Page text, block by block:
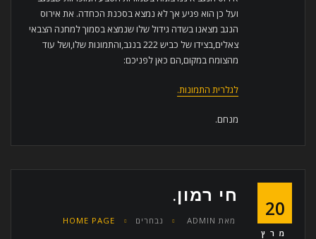
ועל כן הוא פגיע אך לא נמצא בסכנת הכחדה. את אירוס
הנגב מצאנו בשדה גידול שלו שנמצא בסמוך למחנה הצבאי
צאלים,בצידו של כביש 222 בנגב,והתמונות שלו,ושל עוד
מהצומח במקום,הם כאן לפניכם:
לגלרית התמונות.
מנחם.
20
מרץ
חי רמון.
מאת ADMIN נבחרים HOME PAGE